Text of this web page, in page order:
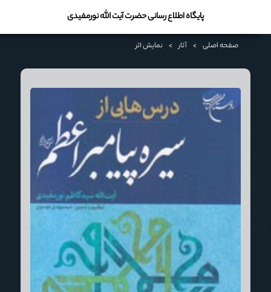
پایگاه اطلاع رسانی حضرت آیت الله نورمفیدی
صفحه اصلی > آثار > نمایش اثر
موضوع : درس هایی از سیره پیامبر اعظم (ص)